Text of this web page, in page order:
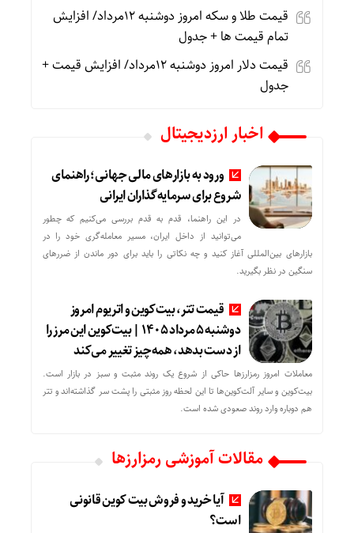
قیمت طلا و سکه امروز دوشنبه 12مرداد/ افزایش
تمام قیمت ها + جدول
قیمت دلار امروز دوشنبه 12مرداد/ افزایش قیمت +
جدول
اخبار ارزدیجیتال
ورود به بازارهای مالی جهانی؛ راهنمای
شروع برای سرمایه‌گذاران ایرانی
در این راهنما، قدم به قدم بررسی می‌کنیم که چطور
می‌توانید از داخل ایران، مسیر معامله‌گری خود را در
بازارهای بین‌المللی آغاز کنید و چه نکاتی را باید برای دور ماندن از ضررهای
سنگین در نظر بگیرید.
قیمت تتر، بیت‌کوین و اتریوم امروز
دوشنبه ۵ مرداد ۱۴۰۵ | بیت‌کوین این مرز را
از دست بدهد، همه‌چیز تغییر می‌کند
معاملات امروز رمزارز‌ها حاکی از شروع یک روند مثبت و سبز در بازار است.
بیت‌کوین و سایر آلت‌کوین‌ها تا این لحظه روز مثبتی را پشت سر گذاشته‌اند و تتر
هم دوباره وارد روند صعودی شده است.
مقالات آموزشی رمزارزها
آیا خرید و فروش بیت کوین قانونی
است؟